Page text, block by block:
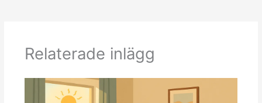
Relaterade inlägg